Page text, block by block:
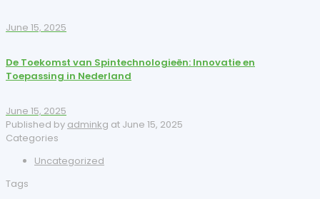
June 15, 2025
De Toekomst van Spintechnologieën: Innovatie en
Toepassing in Nederland
June 15, 2025
Published by adminkg at June 15, 2025
Categories
Uncategorized
Tags